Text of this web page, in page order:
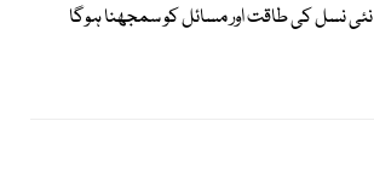
نئی نسل کی طاقت اور مسائل کو سمجھنا ہوگا